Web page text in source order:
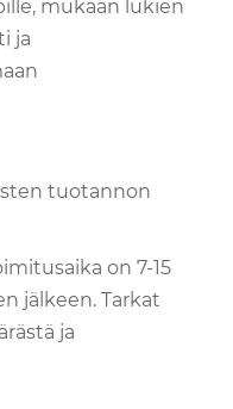
mukaan lukien
ja
tuotannon
on 7-15
jälkeen. Tarkat
ja